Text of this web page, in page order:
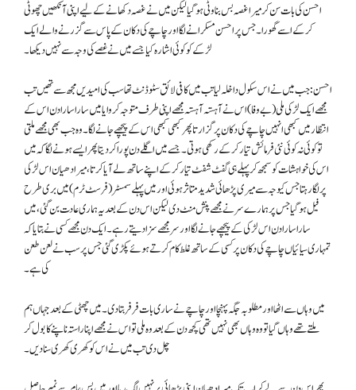
احسن کی بات سن کر میرا غصہ بس بناوٹی ہوگیا لیکن میں نے غصہ دکھانے کے لیے اپنی آنکھیں چھوٹی
کرکے اسے گھورا۔ جس پر احسن مسکرانے لگا اور چاچے کی دکان کے پاس سے گزرنے والے ایک
لڑکے کو کوئی اشارہ کیا جسے میں نے غصے کی وجہ سے نہیں دیکھا۔
احسن: جب میں نے اس سکول داخلہ لیا تب میں کافی لائق سٹوڈنٹ تھا سب کی امیدیں مجھ سے تھیں تب
مجھے ایک لڑکی ملی (بے وفا) اس نے آہستہ آہستہ مجھے اپنی طرف متوجہ کروایا میں سارا سارا دن اس کے
انتظار میں کبھی انہیں چاچے کی دکان پر گزارتا پھر کبھی کبھی اس کے پیچھے جانے لگا۔ وہ جب بھی مجھے ملتی
تو کوئی نہ کوئی نئی فرمائش تیار کرکے رکھی ہوتی۔ جسے میں اگلے دن پورا کردیتا پھر ایسے ہونے لگا کہ میں
اس کی خواہشات کو سمجھ کر پہلے ہی گفٹ شفٹ تیار کرکے اپنے ساتھ لے آیا کرتا، میرا دھیان اس لڑکی
پر لگا رہتا جس کیوجہ سے میری پڑھائی شدید متاثر ہوئی اور میں پہلے سمسٹر (فرسٹ ٹرم) میں بری طرح
فیل ہوگیا جس پر ہمارے سر نے مجھے پنش منٹ دی لیکن اس دن کے بعد یہ ہماری عادت بن گئی، میں
سارا سارا دن اس لڑکی کے پیچھے جانے لگا اور سر مجھے سزا دیتے رہے۔ ایک دن مجھے کسی نے بتایا کہ
تمہاری سیائیاں چاچے کی دکان پر کسی کے ساتھ غلط کام کرتے ہوئے پکڑی گئی جس پر سب نے لعن طعن
کی ہے۔
میں وہاں سے اٹھا اور مطلوبہ جگہ پہنچا اور چاچے نے ساری بات فر فر بتا دی۔ میں چھٹی کے بعد جہاں ہم
ملتے تھے وہاں گیا تو وہ وہاں بھی نہیں تھی کچھ دن کے بعد وہ ملی تو اس نے مجھے اپنا راستہ ناپنے کا بول کر
چل دی تب میں نے اس کو کھری کھری سنا دیں۔